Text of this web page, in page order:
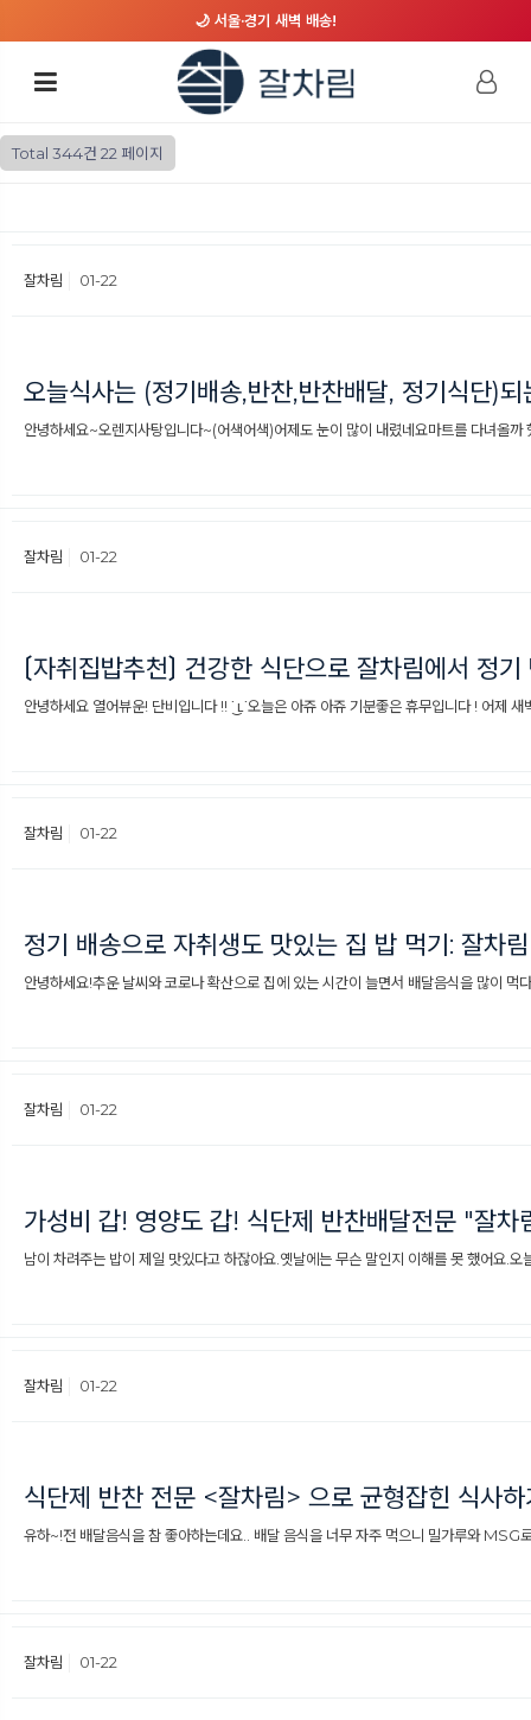
🌙 서울·경기 새벽 배송!
Total 344건 22 페이지
잘차림 01-22
오늘식사는 (정기배송,반찬,반찬배달, 정기식단)
안녕하세요~오렌지사탕입니다~(어색어색)어제도 눈이 많이 내렸네요마트를 다녀올까
잘차림 01-22
〔자취집밥추천〕 건강한 식단으로 잘차림에서 정
안녕하세요 열어뷰운! 단비입니다 !! ˙ ͜ʟ˙오늘은 아쥬 아쥬 기분좋은 휴무입니다 ! 어제 새
잘차림 01-22
정기 배송으로 자취생도 맛있는 집 밥 먹기: 잘차림
안녕하세요!추운 날씨와 코로나 확산으로 집에 있는 시간이 늘면서 배달음식을 많이 먹
잘차림 01-22
가성비 갑! 영양도 갑! 식단제 반찬배달전문 "잘차
남이 차려주는 밥이 제일 맛있다고 하잖아요.옛날에는 무슨 말인지 이해를 못 했어요.오
잘차림 01-22
식단제 반찬 전문 <잘차림> 으로 균형잡힌 식사하
유하~!전 배달음식을 참 좋아하는데요.. 배달 음식을 너무 자주 먹으니 밀가루와 MSG
잘차림 01-22